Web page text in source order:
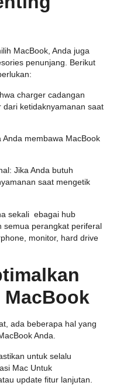
MacBook, Anda juga
penunjang. Berikut
charger cadangan
ketidaknyamanan saat
Anda membawa MacBook
Jika Anda butuh
saat mengetik
sekali ebagai hub
semua perangkat periferal
monitor, hard drive
MacBook
ada beberapa hal yang
Anda.
untuk selalu
Mac Untuk
update fitur lanjutan.